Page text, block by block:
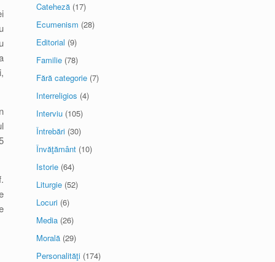
Cateheză (17)
Ecumenism (28)
Editorial (9)
Familie (78)
Fără categorie (7)
Interreligios (4)
Interviu (105)
Întrebări (30)
Învăţământ (10)
Istorie (64)
Liturgie (52)
Locuri (6)
Media (26)
Morală (29)
Personalităţi (174)